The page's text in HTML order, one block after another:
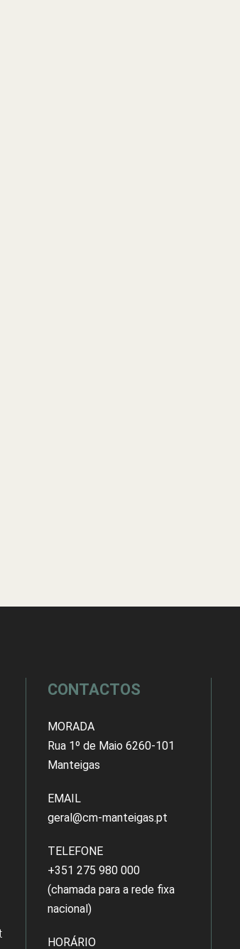
CONTACTOS
MORADA
Rua 1º de Maio 6260-101
Manteigas
EMAIL
geral@cm-manteigas.pt
TELEFONE
+351 275 980 000
(chamada para a rede fixa
nacional)
HORÁRIO